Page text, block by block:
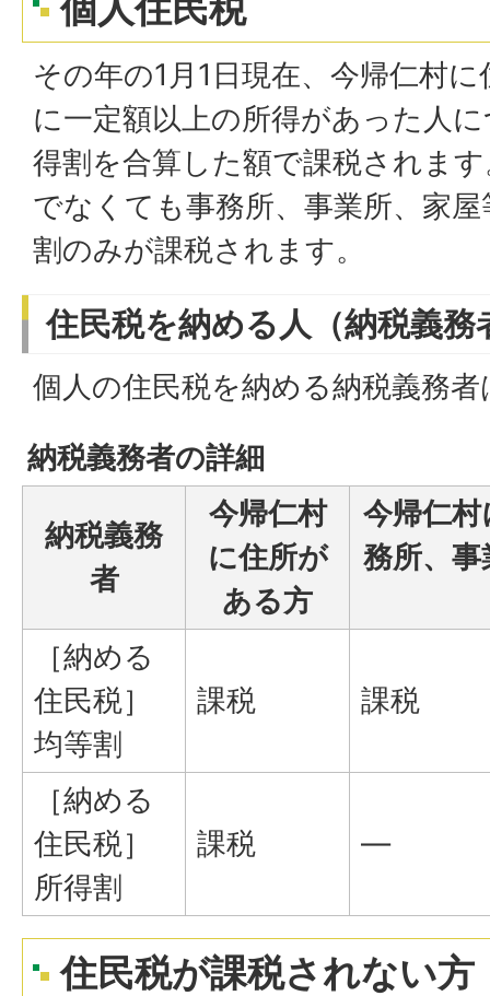
その年の1月1日現在、今帰仁村
に一定額以上の所得があった人
得割を合算した額で課税されま
でなくても事務所、事業所、家
割のみが課税されます。
住民税を納める人（納税義務
個人の住民税を納める納税義務
納税義務者の詳細
納税義務
者
今帰仁村
に住所が
ある方
今帰仁
務所、
［納める
住民税］
均等割
課税 課税
［納める
住民税］
所得割
課税 ―
住民税が課税されない方